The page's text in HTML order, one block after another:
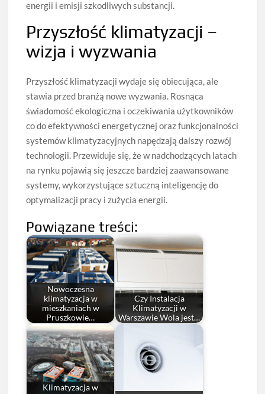
energii i emisji szkodliwych substancji.
Przyszłość klimatyzacji –
wizja i wyzwania
Przyszłość klimatyzacji wydaje się obiecująca, ale
stawia przed branżą nowe wyzwania. Rosnąca
świadomość ekologiczna i oczekiwania użytkowników
co do efektywności energetycznej oraz funkcjonalności
systemów klimatyzacyjnych napędzają dalszy rozwój
technologii. Przewiduje się, że w nadchodzących latach
na rynku pojawią się jeszcze bardziej zaawansowane
systemy, wykorzystujące sztuczną inteligencję do
optymalizacji pracy i zużycia energii.
Powiązane treści:
Nowoczesna
klimatyzacja w
mieszkaniach w
Pruszkowie…
Czy Instalacja
Klimatyzacji w
Warszawie Wola jest…
Klimatyzacja w